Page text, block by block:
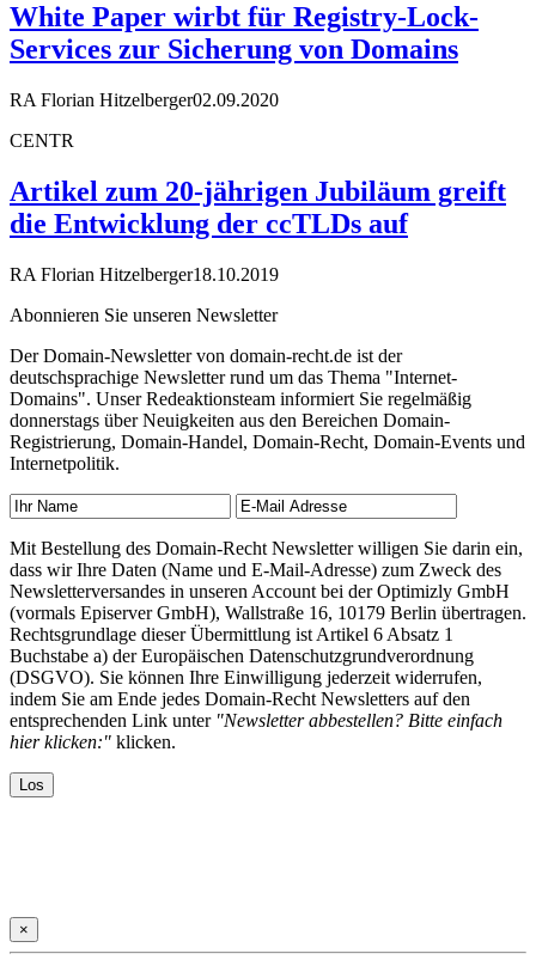
White Paper wirbt für Registry-Lock-
Services zur Sicherung von Domains
RA Florian Hitzelberger02.09.2020
CENTR
Artikel zum 20-jährigen Jubiläum greift
die Entwicklung der ccTLDs auf
RA Florian Hitzelberger18.10.2019
Abonnieren Sie unseren Newsletter
Der Domain-Newsletter von domain-recht.de ist der
deutschsprachige Newsletter rund um das Thema "Internet-
Domains". Unser Redeaktionsteam informiert Sie regelmäßig
donnerstags über Neuigkeiten aus den Bereichen Domain-
Registrierung, Domain-Handel, Domain-Recht, Domain-Events und
Internetpolitik.
Mit Bestellung des Domain-Recht Newsletter willigen Sie darin ein,
dass wir Ihre Daten (Name und E-Mail-Adresse) zum Zweck des
Newsletterversandes in unseren Account bei der Optimizly GmbH
(vormals Episerver GmbH), Wallstraße 16, 10179 Berlin übertragen.
Rechtsgrundlage dieser Übermittlung ist Artikel 6 Absatz 1
Buchstabe a) der Europäischen Datenschutzgrundverordnung
(DSGVO). Sie können Ihre Einwilligung jederzeit widerrufen,
indem Sie am Ende jedes Domain-Recht Newsletters auf den
entsprechenden Link unter "Newsletter abbestellen? Bitte einfach
hier klicken:" klicken.
×